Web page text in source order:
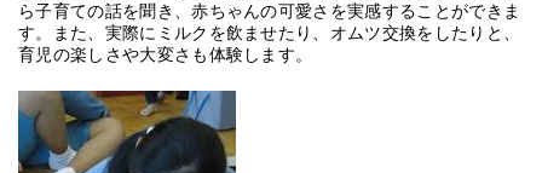
ら子育ての話を聞き、赤ちゃんの可愛さを実感することができま
す。また、実際にミルクを飲ませたり、オムツ交換をしたりと、
育児の楽しさや大変さも体験します。